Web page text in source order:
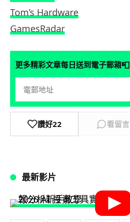
Tom’s Hardware
GamesRadar
更多精彩文章每日送到電子郵箱📮
讚好22 看留言
最新影片